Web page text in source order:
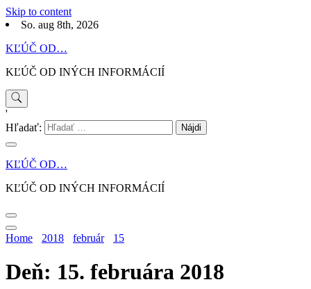
Skip to content
So. aug 8th, 2026
KĽÚČ OD…
KĽÚČ OD INÝCH INFORMÁCIÍ
'
Hľadať:
KĽÚČ OD…
KĽÚČ OD INÝCH INFORMÁCIÍ
Home 2018 február 15
Deň: 15. februára 2018